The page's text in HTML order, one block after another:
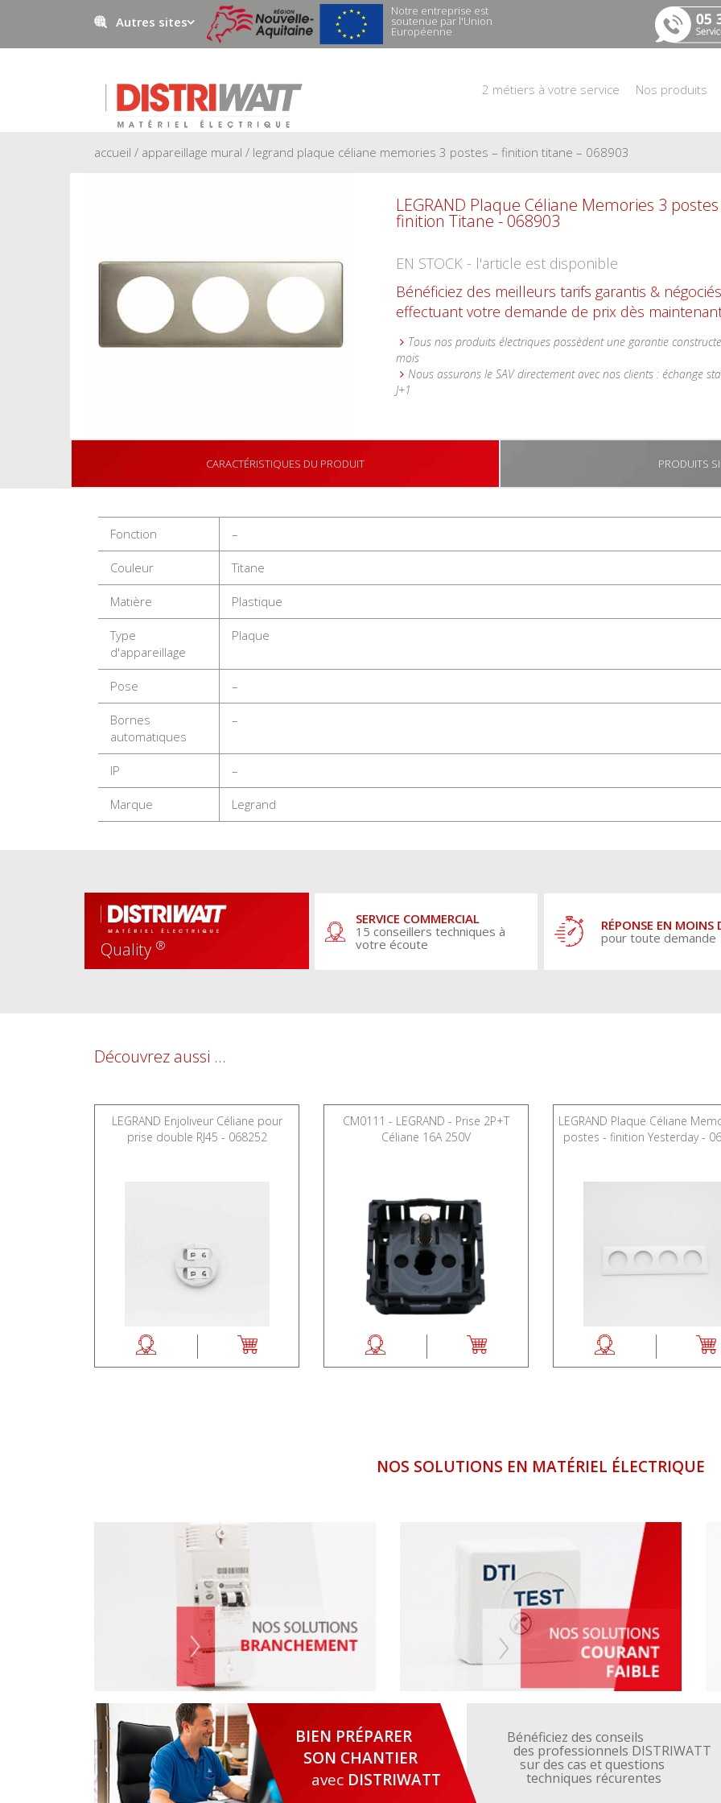
2 métiers à votre service Nos produits
Autres sites
Negowatt
Prestawatt
Notre entreprise est
soutenue par l'Union
Européenne
accueil / appareillage mural / legrand plaque céliane memories 3 postes – finition titane – 068903
LEGRAND Plaque Céliane Memories 3
finition Titane - 068903
EN STOCK - l'article est disponible
Bénéficiez des meilleurs tarifs garantis &
effectuant votre demande de prix dès
Tous nos produits électriques possèdent une garantie
mois
Nous assurons le SAV directement avec nos clients : échange
J+1
CARACTÉRISTIQUES DU PRODUIT PRODUITS
Fonction –
Couleur Titane
Matière Plastique
Type
d'appareillage
Plaque
Pose –
Bornes
automatiques
–
IP –
Marque Legrand
Quality ®
SERVICE COMMERCIAL
15 conseillers techniques à
votre écoute
RÉPONSE EN MOINS
pour toute demande
Découvrez aussi ...
LEGRAND Enjoliveur Céliane pour
prise double RJ45 - 068252
CM0111 - LEGRAND - Prise 2P+T
Céliane 16A 250V
LEGRAND Plaque Céliane
postes - finition Yesterday -
NOS SOLUTIONS EN MATÉRIEL ÉLECTRIQUE
Bénéficiez des conseils
des professionnels DISTRIWATT
sur des cas et questions
techniques récurentes
BIEN PRÉPARER
SON CHANTIER
avec DISTRIWATT